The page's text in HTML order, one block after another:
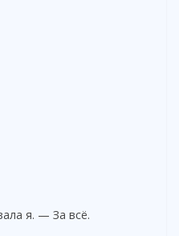
я. — За всё.